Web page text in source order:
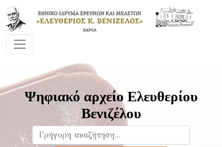
Ψηφιακό αρχείο Ελευθερίου
Βενιζέλου